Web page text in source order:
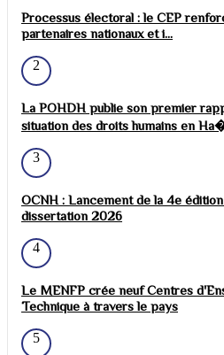
Processus électoral : le CEP
partenaires nationaux et i...
2
La POHDH publie son premier
situation des droits humains en
3
OCNH : Lancement de la 4e
dissertation 2026
4
Le MENFP crée neuf Centres
Technique à travers le pays
5